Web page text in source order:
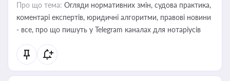
Про що тема: Огляди нормативних змін, судова практика,
коментарі експертів, юридичні алгоритми, правові новини
- все, про що пишуть у Telegram каналах для нотаріусів